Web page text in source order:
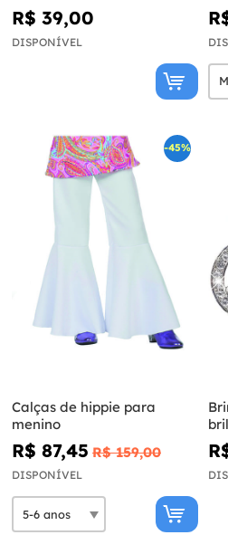
R$ 39,00
DISPONÍVEL
-45%
Calças de hippie para
menino
R$ 87,45 R$ 159,00
DISPONÍVEL